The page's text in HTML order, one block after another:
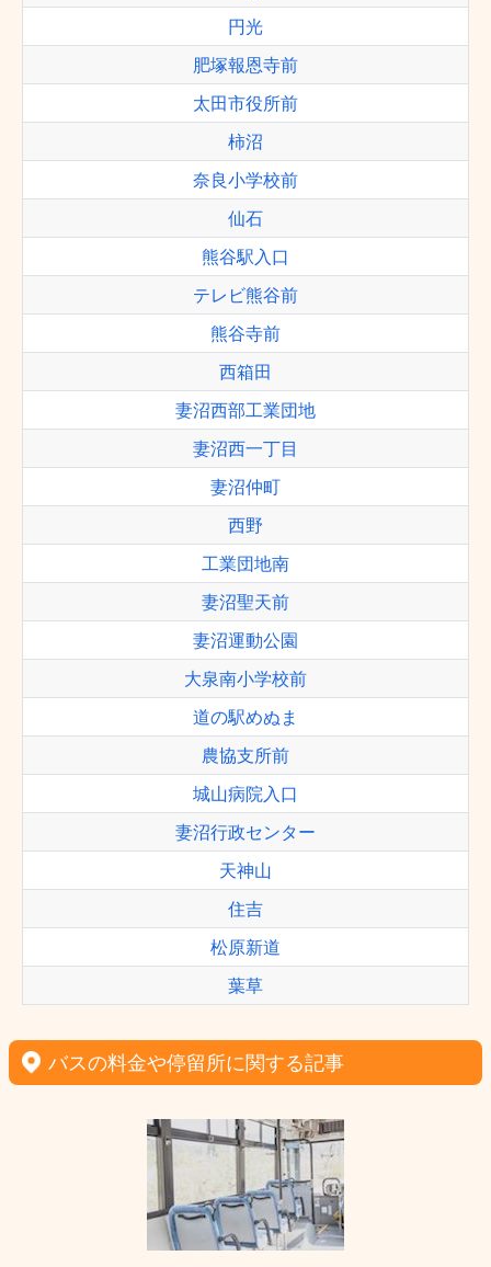
円光
肥塚報恩寺前
太田市役所前
柿沼
奈良小学校前
仙石
熊谷駅入口
テレビ熊谷前
熊谷寺前
西箱田
妻沼西部工業団地
妻沼西一丁目
妻沼仲町
西野
工業団地南
妻沼聖天前
妻沼運動公園
大泉南小学校前
道の駅めぬま
農協支所前
城山病院入口
妻沼行政センター
天神山
住吉
松原新道
葉草
バスの料金や停留所に関する記事